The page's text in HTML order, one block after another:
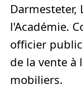
Darmesteter,
l'Académie.
officier
de la vente à
mobiliers.